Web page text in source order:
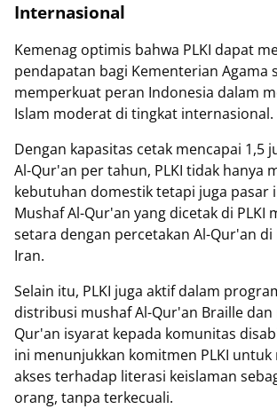
Internasional
Kemenag optimis bahwa PLKI dapat
pendapatan bagi Kementerian Agama
memperkuat peran Indonesia dalam
Islam moderat di tingkat internasional.
Dengan kapasitas cetak mencapai 1,5
Al-Qur'an per tahun, PLKI tidak hanya
kebutuhan domestik tetapi juga pasar
Mushaf Al-Qur'an yang dicetak di PLKI
setara dengan percetakan Al-Qur'an
Iran.
Selain itu, PLKI juga aktif dalam
distribusi mushaf Al-Qur'an Braille dan
Qur'an isyarat kepada komunitas
ini menunjukkan komitmen PLKI untuk
akses terhadap literasi keislaman
orang, tanpa terkecuali.